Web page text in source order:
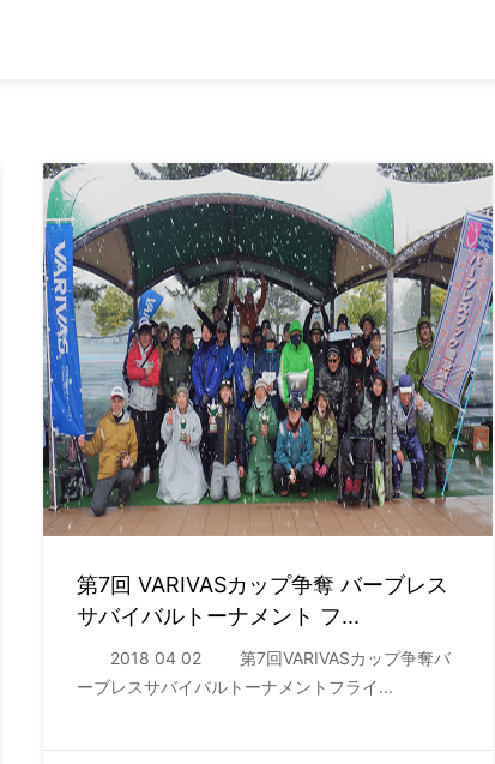
第7回 VARIVASカップ争奪 バーブレス
サバイバルトーナメント フ...
2018 04 02 第7回VARIVASカップ争奪バ
ーブレスサバイバルトーナメントフライ...